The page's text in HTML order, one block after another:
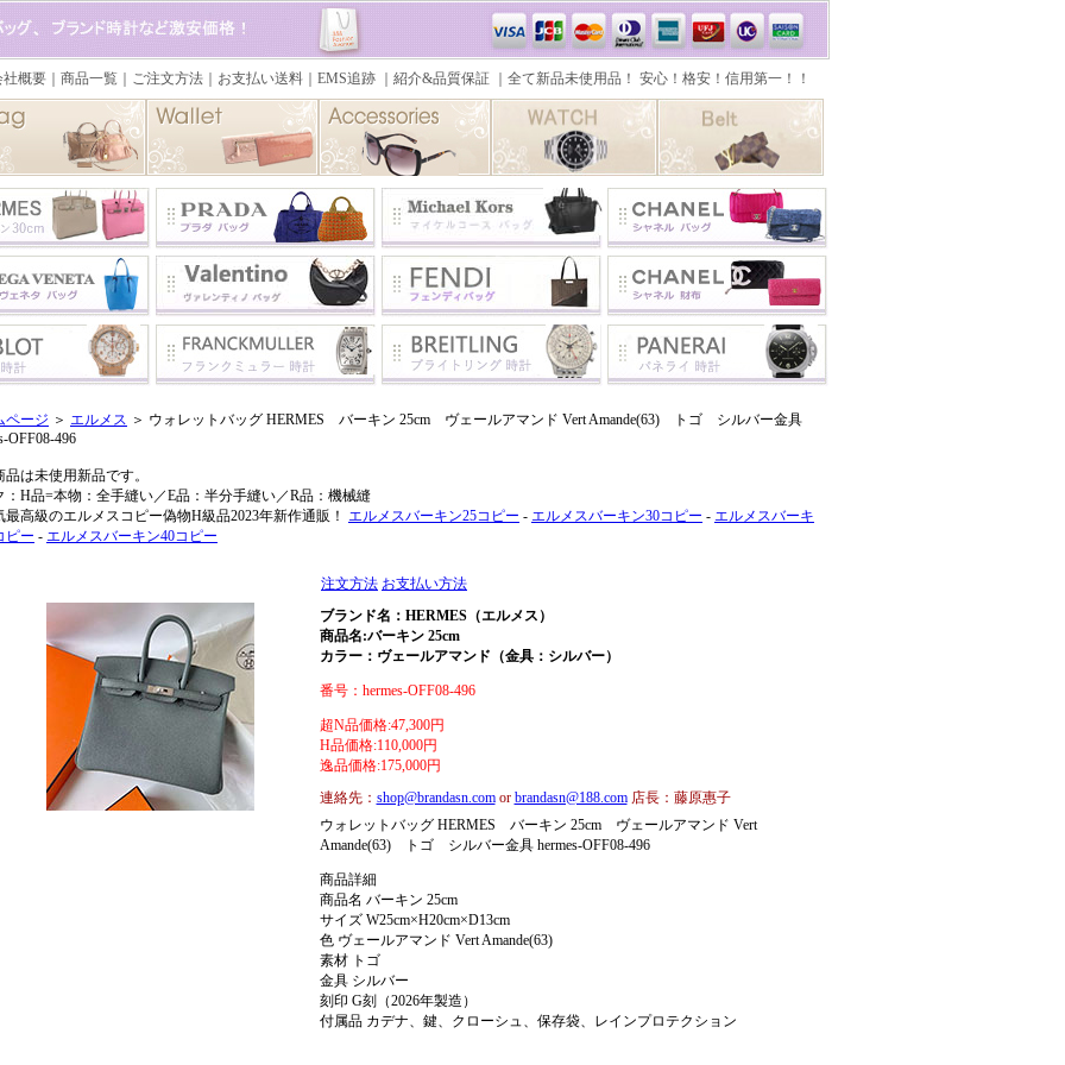
ページ ＞ エルメス ＞ ウォレットバッグ HERMES バーキン 25cm ヴェールアマンド Vert Amande(63) トゴ シルバー金具
OFF08-496
品は未使用新品です。
：H品=本物：全手縫い／E品：半分手縫い／R品：機械縫
最高級のエルメスコピー偽物H級品2023年新作通販！ エルメスバーキン25コピー - エルメスバーキン30コピー - エルメスバーキ
ピー - エルメスバーキン40コピー
注文方法 お支払い方法
ブランド名：HERMES（エルメス）
商品名:バーキン 25cm
カラー：ヴェールアマンド（金具：シルバー）
番号：hermes-OFF08-496
超N品価格:47,300円
H品価格:110,000円
逸品価格:175,000円
連絡先： shop@brandasn.comor brandasn@188.com店長：藤原惠子
ウォレットバッグ HERMES バーキン 25cm ヴェールアマンド Vert
Amande(63) トゴ シルバー金具 hermes-OFF08-496
商品詳細
商品名 バーキン 25cm
サイズ W25cm×H20cm×D13cm
色 ヴェールアマンド Vert Amande(63)
素材 トゴ
金具 シルバー
刻印 G刻（2026年製造）
付属品 カデナ、鍵、クローシュ、保存袋、レインプロテクション